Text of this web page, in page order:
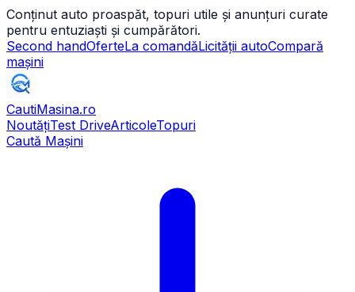
Conținut auto proaspăt, topuri utile și anunțuri curate
pentru entuziaști și cumpărători.
Second handOferteLa comandăLicității autoCompară
mașini
CautiMasina.ro
NoutățiTest DriveArticoleTopuri
Caută Mașini